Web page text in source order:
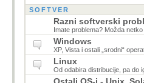
SOFTVER
Razni softverski
Imate problema? Možda
Windows
XP, Vista i ostali „srodni“
Linux
Od odabira distribucije, pa do